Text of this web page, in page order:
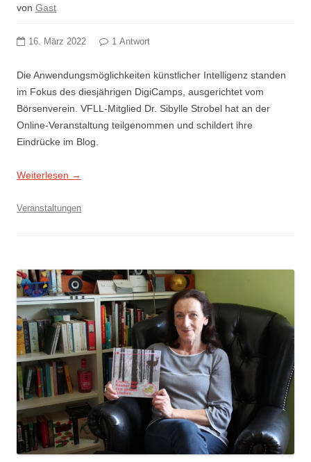
von Gast
16. März 2022 1 Antwort
Die Anwendungsmöglichkeiten künstlicher Intelligenz standen
im Fokus des diesjährigen DigiCamps, ausgerichtet vom
Börsenverein. VFLL-Mitglied Dr. Sibylle Strobel hat an der
Online-Veranstaltung teilgenommen und schildert ihre
Eindrücke im Blog.
Weiterlesen →
Veranstaltungen